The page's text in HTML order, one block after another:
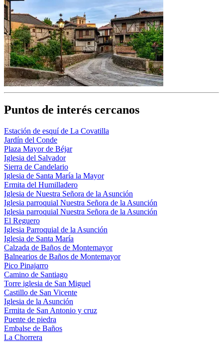
Puntos de interés cercanos
Estación de esquí de La Covatilla
Jardín del Conde
Plaza Mayor de Béjar
Iglesia del Salvador
Sierra de Candelario
Iglesia de Santa María la Mayor
Ermita del Humilladero
Iglesia de Nuestra Señora de la Asunción
Iglesia parroquial Nuestra Señora de la Asunción
Iglesia parroquial Nuestra Señora de la Asunción
El Reguero
Iglesia Parroquial de la Asunción
Iglesia de Santa María
Calzada de Baños de Montemayor
Balnearios de Baños de Montemayor
Pico Pinajarro
Camino de Santiago
Torre iglesia de San Miguel
Castillo de San Vicente
Iglesia de la Asunción
Ermita de San Antonio y cruz
Puente de piedra
Embalse de Baños
La Chorrera